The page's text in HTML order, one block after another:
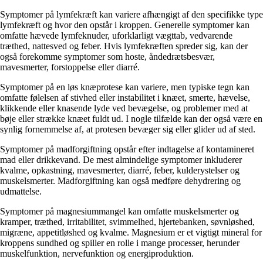
Symptomer på lymfekræft kan variere afhængigt af den specifikke type
lymfekræft og hvor den opstår i kroppen. Generelle symptomer kan
omfatte hævede lymfeknuder, uforklarligt vægttab, vedvarende
træthed, nattesved og feber. Hvis lymfekræften spreder sig, kan der
også forekomme symptomer som hoste, åndedrætsbesvær,
mavesmerter, forstoppelse eller diarré.
Symptomer på en løs knæprotese kan variere, men typiske tegn kan
omfatte følelsen af ​​stivhed eller instabilitet i knæet, smerte, hævelse,
klikkende eller knasende lyde ved bevægelse, og problemer med at
bøje eller strække knæet fuldt ud. I nogle tilfælde kan der også være en
synlig fornemmelse af, at protesen bevæger sig eller glider ud af sted.
Symptomer på madforgiftning opstår efter indtagelse af kontamineret
mad eller drikkevand. De mest almindelige symptomer inkluderer
kvalme, opkastning, mavesmerter, diarré, feber, kulderystelser og
muskelsmerter. Madforgiftning kan også medføre dehydrering og
udmattelse.
Symptomer på magnesiummangel kan omfatte muskelsmerter og
kramper, træthed, irritabilitet, svimmelhed, hjertebanken, søvnløshed,
migræne, appetitløshed og kvalme. Magnesium er et vigtigt mineral for
kroppens sundhed og spiller en rolle i mange processer, herunder
muskelfunktion, nervefunktion og energiproduktion.